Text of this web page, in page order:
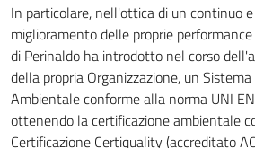
In particolare, nell'ottica di un continuo
miglioramento delle proprie
di Perinaldo ha introdotto nel corso
della propria Organizzazione, un
Ambientale conforme alla norma UNI
ottenendo la certificazione ambientale
Certificazione Certiquality (accreditato